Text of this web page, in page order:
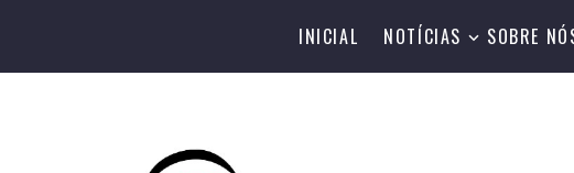
INICIAL NOTÍCIAS SOBRE